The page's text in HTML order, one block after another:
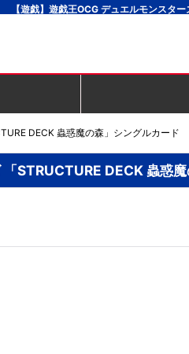
【遊戯】遊戯王OCG デュエルモンスタ
DECK 蟲惑魔の森」シングルカード
STRUCTURE DECK 蟲惑